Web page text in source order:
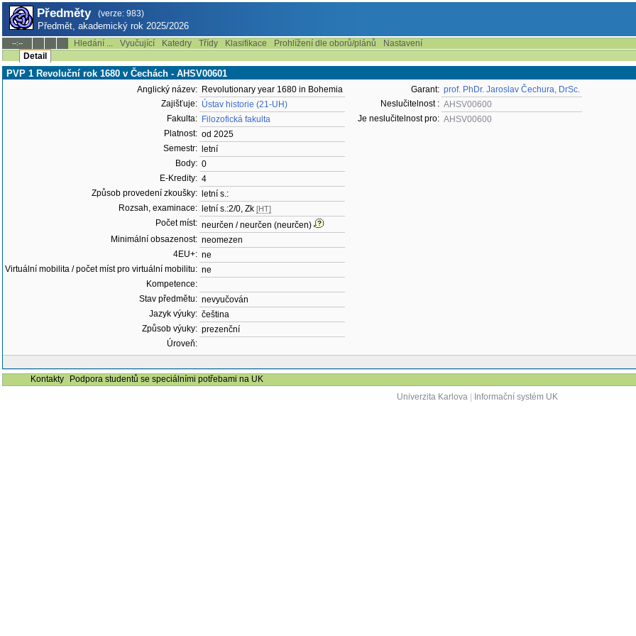
Předměty (verze: 983)
Předmět, akademický rok 2025/2026
--:-- Hledání ... Vyučující Katedry Třídy Klasifikace Prohlížení dle oborů/plánů
Nastavení
Detail
PVP 1 Revoluční rok 1680 v Čechách - AHSV00601
Anglický název: Revolutionary year 1680 in Bohemia
Zajišťuje: Ústav historie (21-UH)
Fakulta: Filozofická fakulta
Platnost: od 2025
Semestr:
letní
Body: 0
E-Kredity: 4
Způsob provedení zkoušky:
letní s.:
Rozsah, examinace:
letní s.:2/0, Zk [HT]
Počet míst: neurčen / neurčen (neurčen)
Minimální obsazenost: neomezen
4EU+: ne
Virtuální mobilita / počet míst pro virtuální mobilitu: ne
Kompetence:
Stav předmětu: nevyučován
Jazyk výuky: čeština
Způsob výuky: prezenční
Úroveň:
Garant: prof. PhDr. Jaroslav Čechura, DrSc.
Neslučitelnost : AHSV00600
Je neslučitelnost pro: AHSV00600
Kontakty
Podpora studentů se speciálními potřebami na UK
Univerzita Karlova| Informační systém UK